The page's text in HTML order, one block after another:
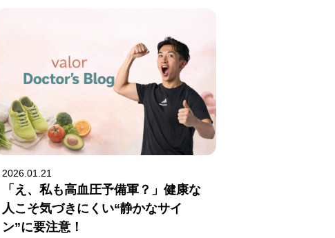
2026.01.21
「え、私も高血圧予備軍？」健康な
人こそ気づきにくい“静かなサイ
ン”に要注意！